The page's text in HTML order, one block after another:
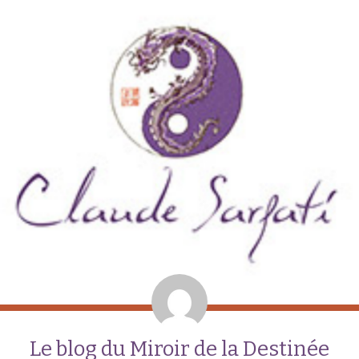
Le blog du Miroir de la Destinée